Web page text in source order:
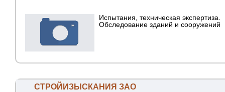
Испытания, техническая экспертиза.
Обследование зданий и сооружений
СТРОЙИЗЫСКАНИЯ ЗАО